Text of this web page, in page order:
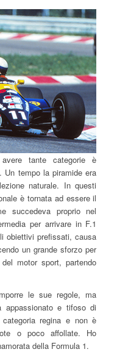
tante categorie è
Un tempo la piramide era
naturale. In questi
è tornata ad essere il
succedeva proprio nel
per arrivare in F.1
obiettivi prefissati, causa
un grande sforzo per
motor sport, partendo
le sue regole, ma
appassionato e tifoso di
regina e non è
o poco affollate. Ho
della Formula 1.